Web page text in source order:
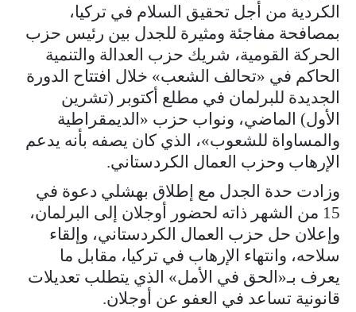
الكردية من أجل تحقيق السلام في تركيا،
بمصافحة مفاجئة ومثيرة للجدل بين رئيس حزب
الحركة القومية، شريك حزب العدالة والتنمية
الحاكم في «تحالف الشعب» خلال افتتاح الدورة
الجديدة للبرلمان في مطلع أكتوبر (تشرين
الأول) الماضي، ونواب حزب «الديمقراطية
والمساواة للشعوب»، الذي كان يصفه بأنه يدعم
الإرهاب وحزب العمال الكردستاني.
وزادت حدة الجدل مع إطلاق بهشلي دعوة في
15 من الشهر ذاته لحضور أوجلان إلى البرلمان،
وإعلان حل حزب العمال الكردستاني، وإلقاء
سلاحه، وانتهاء الإرهاب في تركيا، مقابل ما
يعرف بـ«الحق في الأمل» الذي يتطلب تعديلات
قانونية تساعد في العفو عن أوجلان.